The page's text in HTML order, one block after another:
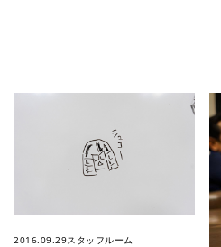
2016.09.29スタッフルーム